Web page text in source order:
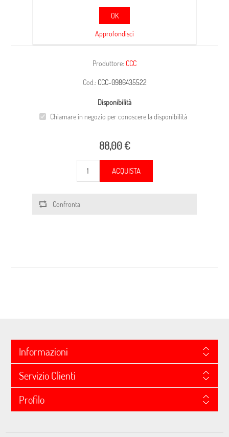
CARCASSA
Produttore: CCC
Cod.: CCC-0986435522
Disponibilità
Chiamare in negozio per conoscere la disponibilità
88,00 €
ACQUISTA
Confronta
Informazioni
Servizio Clienti
Profilo
OK
Approfondisci